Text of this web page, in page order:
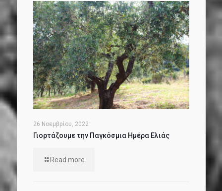
26 Νοεμβρίου, 2022
Γιορτάζουμε την Παγκόσμια Ημέρα Ελιάς
Read more